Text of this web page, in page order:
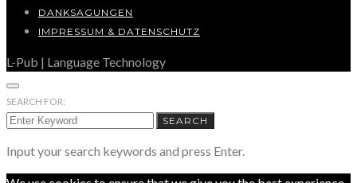
DANKSAGUNGEN
IMPRESSUM & DATENSCHUTZ
L-Pub | Language Technology
SEARCH FOR:
SEARCH
Input your search keywords and press Enter.